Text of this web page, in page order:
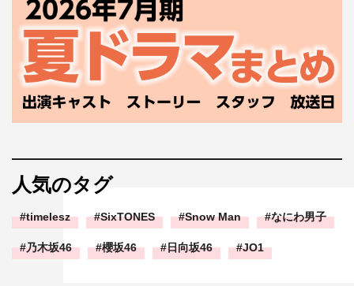
人気のタグ
timelesz SixTONES Snow Man なにわ男子
乃木坂46 櫻坂46 日向坂46 JO1